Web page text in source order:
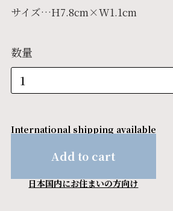
サイズ…H7.8cm×W1.1cm
数量
International shipping available
Add to cart
日本国内にお住まいの方向け